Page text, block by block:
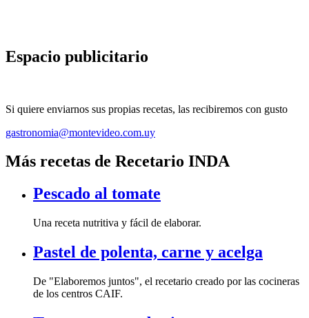
Espacio publicitario
Si quiere enviarnos sus propias recetas, las recibiremos con gusto
gastronomia@montevideo.com.uy
Más recetas de Recetario INDA
Pescado al tomate
Una receta nutritiva y fácil de elaborar.
Pastel de polenta, carne y acelga
De "Elaboremos juntos", el recetario creado por las cocineras
de los centros CAIF.